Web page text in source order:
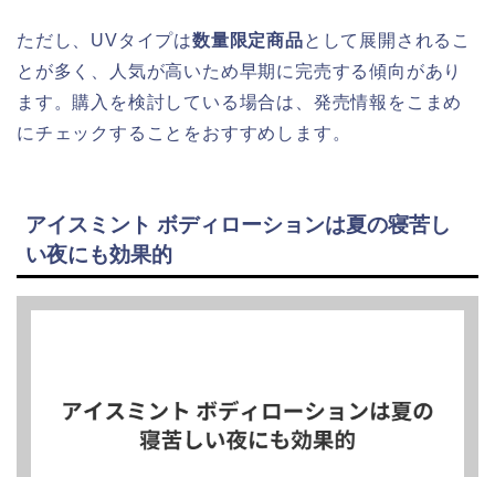
ただし、UVタイプは数量限定商品として展開されるこ
とが多く、人気が高いため早期に完売する傾向があり
ます。購入を検討している場合は、発売情報をこまめ
にチェックすることをおすすめします。
アイスミント ボディローションは夏の寝苦し
い夜にも効果的